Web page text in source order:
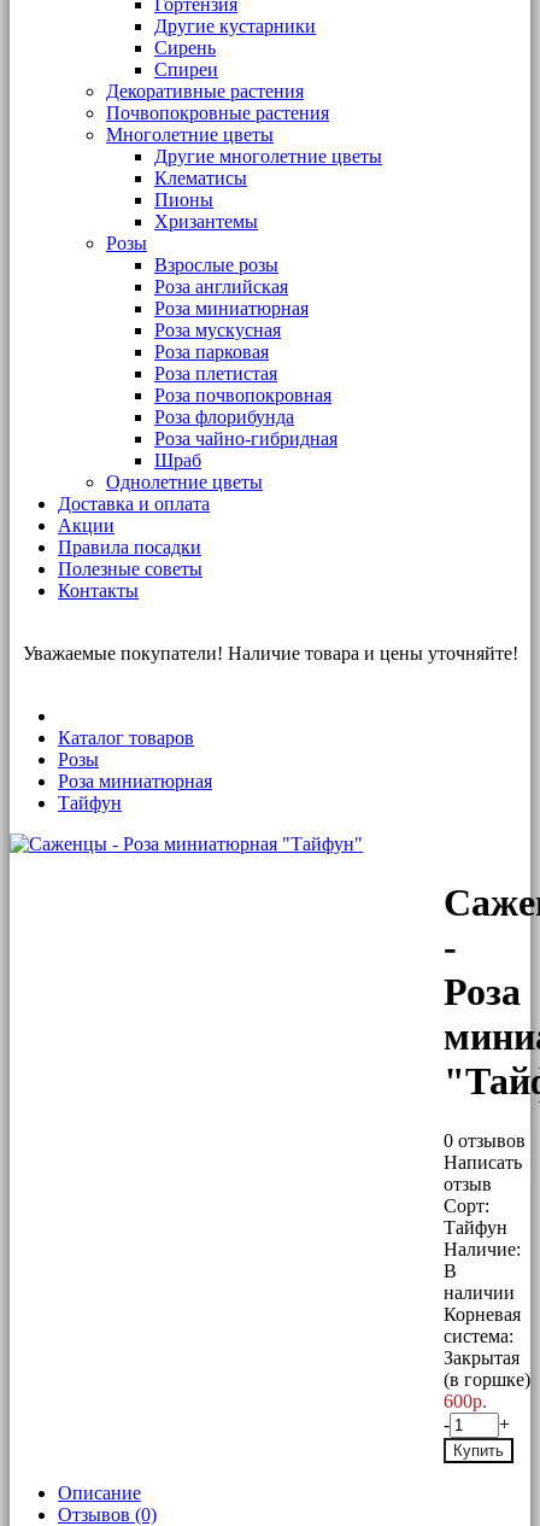
Гортензия
Другие кустарники
Сирень
Спиреи
Декоративные растения
Почвопокровные растения
Многолетние цветы
Другие многолетние цветы
Клематисы
Пионы
Хризантемы
Розы
Взрослые розы
Роза английская
Роза миниатюрная
Роза мускусная
Роза парковая
Роза плетистая
Роза почвопокровная
Роза флорибунда
Роза чайно-гибридная
Шраб
Однолетние цветы
Доставка и оплата
Акции
Правила посадки
Полезные советы
Контакты
Уважаемые покупатели! Наличие товара и цены уточняйте!
Каталог товаров
Розы
Роза миниатюрная
Тайфун
-
Роза
0 отзывов
Написать
отзыв
Сорт:
Тайфун
Наличие:
В
наличии
Корневая
система:
Закрытая
(в горшке)
600р.
-
+
Купить
Описание
Отзывов (0)